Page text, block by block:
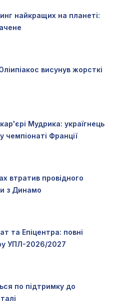
найкращих на планеті:
висунув жорсткі
Мудрика: україгнець
чемпіонаті Франції
втратив провідного
з Динамо
та Епіцентра: повні
УПЛ-2026/2027
по підтримку до